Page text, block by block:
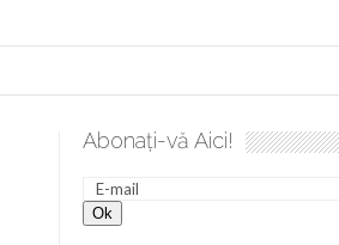
de Elena Solunca Moise
Abonați-vă Aici!